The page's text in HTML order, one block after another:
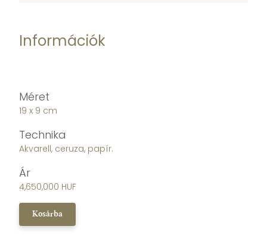
Információk
Méret
19 x 9 cm
Technika
Akvarell, ceruza, papír.
Ár
4,650,000 HUF
Kosárba